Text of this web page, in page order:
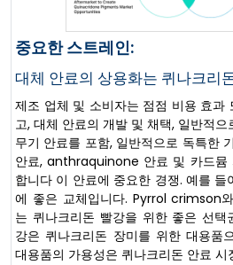
중요한 스트레인:
대체 안료의 상용화는 퀴나크리
제조 업체 및 소비자는 점점 비용 효과
고, 대체 안료의 개발 및 채택, 일반적
무기 안료를 포함, 일반적으로 독특한
안료, anthraquinone 안료 및 카드뮴
합니다 이 안료에 중요한 경쟁. 예를
에 좋은 교체입니다. Pyrrol crimson
는 퀴나크리돈 빨강을 위한 좋은 선
강은 퀴나크리돈 장미를 위한 대용품
대용품의 가용성은 퀴나크리돈 안료 시